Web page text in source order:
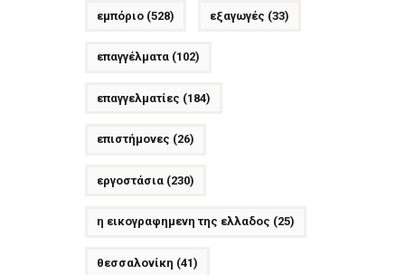
εμπόριο(528) εξαγωγές (33)
επαγγέλματα(102)
επαγγελματίες (184)
επιστήμονες (26)
εργοστάσια(230)
η εικογραφημενη της ελλαδος (25)
θεσσαλονίκη (41)